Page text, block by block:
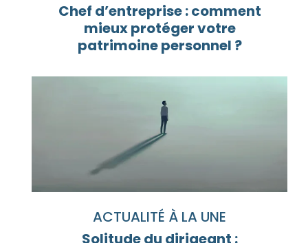
Chef d’entreprise : comment
mieux protéger votre
patrimoine personnel ?
ACTUALITÉ À LA UNE
Solitude du dirigeant :